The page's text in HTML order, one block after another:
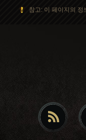
참고: 이 페이지의